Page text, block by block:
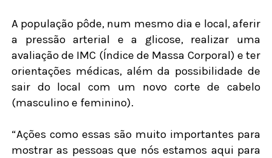
A população pôde, num mesmo dia e local, aferir
a pressão arterial e a glicose, realizar uma
avaliação de IMC (Índice de Massa Corporal) e ter
orientações médicas, além da possibilidade de
sair do local com um novo corte de cabelo
(masculino e feminino).
“Ações como essas são muito importantes para
mostrar as pessoas que nós estamos aqui para